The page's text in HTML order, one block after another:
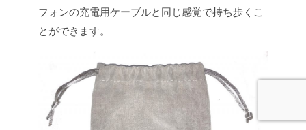
フォンの充電用ケーブルと同じ感覚で持ち歩くこ
とができます。